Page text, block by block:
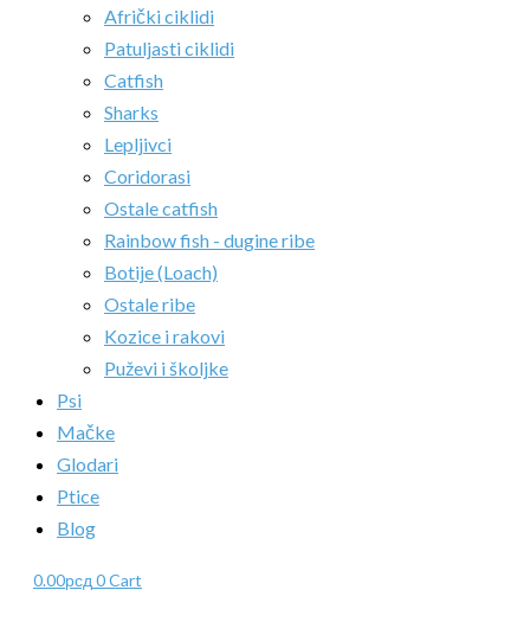
Afrički ciklidi
Patuljasti ciklidi
Catfish
Sharks
Lepljivci
Coridorasi
Ostale catfish
Rainbow fish - dugine ribe
Botije (Loach)
Ostale ribe
Kozice i rakovi
Puževi i školjke
Psi
Mačke
Glodari
Ptice
Blog
0.00рсд 0Cart